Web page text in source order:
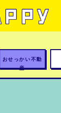
おせっかい不動
産